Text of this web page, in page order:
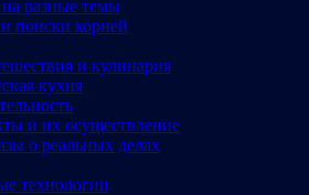
разные темы
поиски корней
и кулинария
кухня
и их осуществление
о реальных делах
технологии